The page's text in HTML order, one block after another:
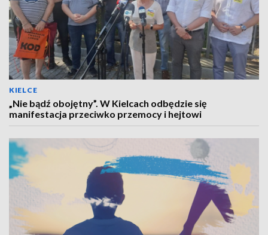
KIELCE
„Nie bądź obojętny”. W Kielcach odbędzie się
manifestacja przeciwko przemocy i hejtowi